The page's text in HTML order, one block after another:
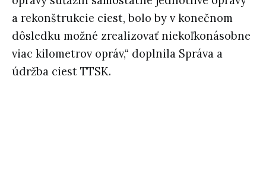
a rekonštrukcie ciest, bolo by v konečnom
dôsledku možné zrealizovať niekoľkonásobne
viac kilometrov opráv,“ doplnila Správa a
údržba ciest TTSK.